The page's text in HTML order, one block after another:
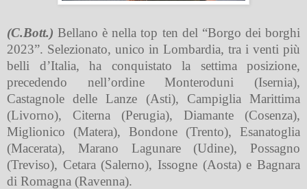
(C.Bott.) Bellano è nella top ten del “Borgo dei borghi
2023”. Selezionato, unico in Lombardia, tra i venti più
belli d’Italia, ha conquistato la settima posizione,
precedendo nell’ordine Monteroduni (Isernia),
Castagnole delle Lanze (Asti), Campiglia Marittima
(Livorno), Citerna (Perugia), Diamante (Cosenza),
Miglionico (Matera), Bondone (Trento), Esanatoglia
(Macerata), Marano Lagunare (Udine), Possagno
(Treviso), Cetara (Salerno), Issogne (Aosta) e Bagnara
di Romagna (Ravenna).